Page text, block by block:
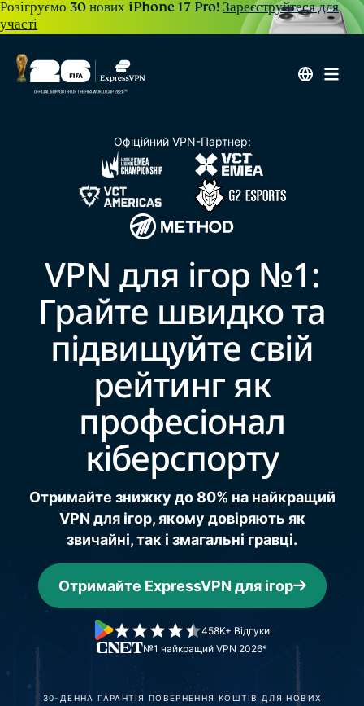
Розігруємо 30 нових iPhone 17 Pro!Зареєструйтеся для
участі
Офіційний VPN-Партнер:
VPN для ігор №1:
Грайте швидко та
підвищуйте свій
рейтингяк
професіонал
кіберспорту
Отримайте знижку до 80% на найкращий
VPN для ігор, якому довіряють як
звичайні, так і змагальні гравці.
Отримайте ExpressVPN для ігор
№1 найкращий VPN 2026*
458K+ Відгуки
30-ДЕННА ГАРАНТІЯ ПОВЕРНЕННЯ КОШТІВ ДЛЯ НОВИХ